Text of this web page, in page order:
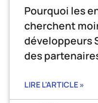
Pourquoi les
cherchent
développeurs
des
LIRE L'ARTICLE »